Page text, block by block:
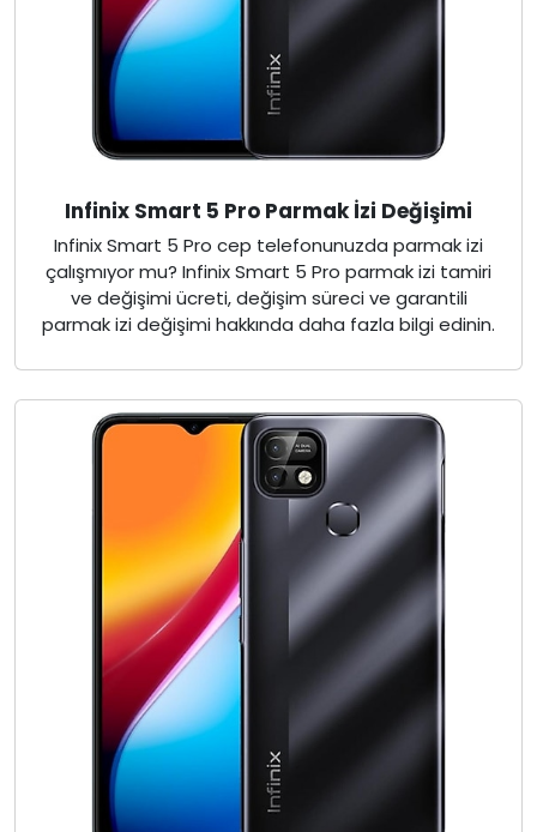
Infinix Smart 5 Pro Parmak İzi Değişimi
Infinix Smart 5 Pro cep telefonunuzda parmak izi
çalışmıyor mu? Infinix Smart 5 Pro parmak izi tamiri
ve değişimi ücreti, değişim süreci ve garantili
parmak izi değişimi hakkında daha fazla bilgi edinin.